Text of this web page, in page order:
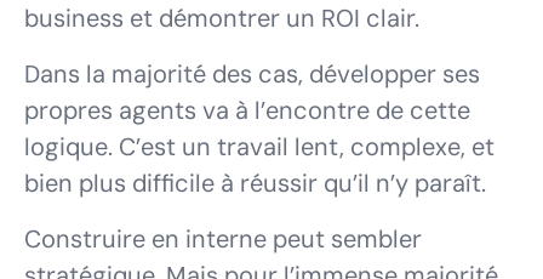
business et démontrer un ROI clair.
Dans la majorité des cas, développer ses
propres agents va à l’encontre de cette
logique. C’est un travail lent, complexe, et
bien plus difficile à réussir qu’il n’y paraît.
Construire en interne peut sembler